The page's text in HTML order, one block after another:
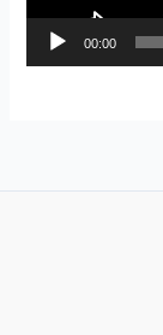
00:00